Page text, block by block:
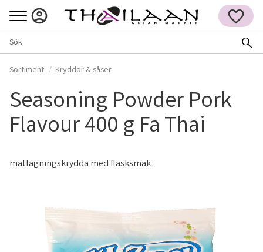
FAVORITER
Sortiment Kryddor & såser
Seasoning Powder Pork
Flavour 400 g Fa Thai
matlagningskrydda med fläsksmak